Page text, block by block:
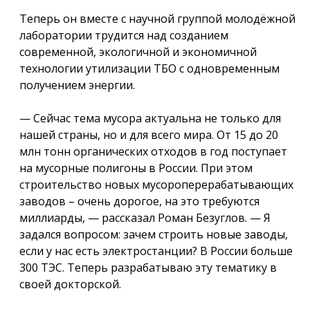
Теперь он вместе с научной группой молодёжной
лаборатории трудится над созданием
современной, экологичной и экономичной
технологии утилизации ТБО с одновременным
получением энергии.
— Сейчас тема мусора актуальна не только для
нашей страны, но и для всего мира. От 15 до 20
млн тонн органических отходов в год поступает
на мусорные полигоны в России. При этом
строительство новых мусороперерабатывающих
заводов – очень дорогое, на это требуются
миллиарды, — рассказал Роман Безуглов. — Я
задался вопросом: зачем строить новые заводы,
если у нас есть электростанции? В России больше
300 ТЭС. Теперь разрабатываю эту тематику в
своей докторской.